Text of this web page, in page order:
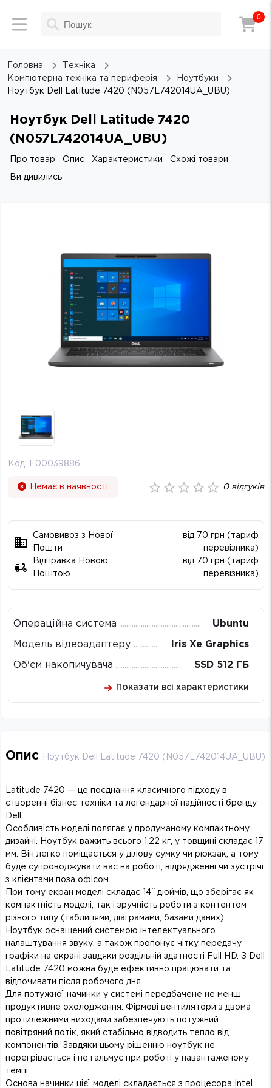
0
Головна
Техніка
Компютерна техніка та периферія
Ноутбуки
Ноутбук Dell Latitude 7420 (N057L742014UA_UBU)
Ноутбук Dell Latitude 7420
(N057L742014UA_UBU)
Про товар Опис Характеристики Схожі товари
Ви дивились
Код: F00039886
Немає в наявності 0відгуків
Самовивоз з Нової
Пошти
від 70 грн (тариф
перевізника)
Відправка Новою
Поштою
від 70 грн (тариф
перевізника)
Операційна система Ubuntu
Модель відеоадаптеру Iris Xe Graphics
Об'єм накопичувача SSD 512 ГБ
Показати всі характеристики
Опис Ноутбук Dell Latitude 7420 (N057L742014UA_UBU)
Latitude 7420 — це поєднання класичного підходу в
створенні бізнес техніки та легендарної надійності бренду
Dell.
Особливість моделі полягає у продуманому компактному
дизайні. Ноутбук важить всього 1.22 кг, у товщині складає 17
мм. Він легко поміщається у ділову сумку чи рюкзак, а тому
буде супроводжувати вас на роботі, відрядженні чи зустрічі
з клієнтами поза офісом.
При тому екран моделі складає 14'' дюймів, що зберігає як
компактність моделі, так і зручність роботи з контентом
різного типу (таблицями, діаграмами, базами даних).
Ноутбук оснащений системою інтелектуального
налаштування звуку, а також пропонує чітку передачу
графіки на екрані завдяки роздільній здатності Full HD. З Dell
Latitude 7420 можна буде ефективно працювати та
відпочивати після робочого дня.
Для потужної начинки у системі передбачене не менш
продуктивне охолодження. Фірмові вентилятори з двома
протилежними виходами забезпечують потужний
повітряний потік, який стабільно відводить тепло від
компонентів. Завдяки цьому рішенню ноутбук не
перегрівається і не гальмує при роботі у навантаженому
темпі.
Основа начинки цієї моделі складається з процесора Intel